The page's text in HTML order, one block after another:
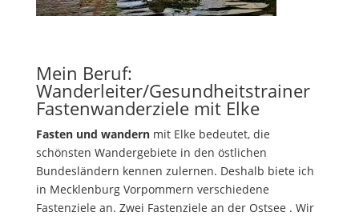
Mein Beruf:
Wanderleiter/Gesundheitstrainer
Fastenwanderzielemit Elke
Fasten und wandernmit Elke bedeutet, die
schönsten Wandergebiete in den östlichen
Bundesländern kennen zulernen. Deshalb biete ich
in Mecklenburg Vorpommern verschiedene
Fastenziele an. Zwei Fastenziele an der Ostsee . Wir